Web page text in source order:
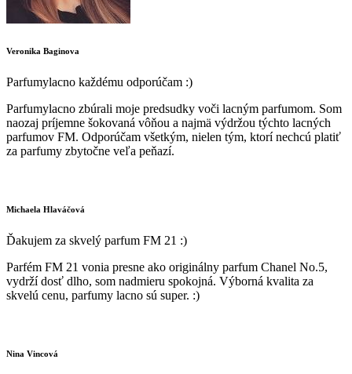
Veronika Baginova
Parfumylacno každému odporúčam :)
Parfumylacno zbúrali moje predsudky voči lacným parfumom. Som
naozaj príjemne šokovaná vôňou a najmä výdržou týchto lacných
parfumov FM. Odporúčam všetkým, nielen tým, ktorí nechcú platiť
za parfumy zbytočne veľa peňazí.
Michaela Hlaváčová
Ďakujem za skvelý parfum FM 21 :)
Parfém FM 21 vonia presne ako originálny parfum Chanel No.5,
vydrží dosť dlho, som nadmieru spokojná. Výborná kvalita za
skvelú cenu, parfumy lacno sú super. :)
Nina Vincová